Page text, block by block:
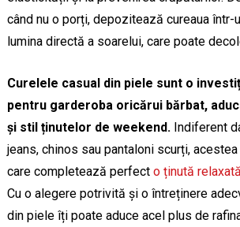
când nu o porți, depozitează cureaua
lumina directă a soarelui, care poate
Curelele casual din piele sunt o
pentru garderoba oricărui bărbat,
și stil ținutelor de weekend.Indiferent
jeans, chinos sau pantaloni scurți,
care completează perfect o ținută relaxată
Cu o alegere potrivită și o întreținere
din piele îți poate aduce acel plus de